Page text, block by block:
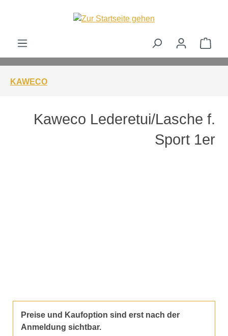
KAWECO
Kaweco Lederetui/Lasche f.
Sport 1er
Preise und Kaufoption sind erst nach der
Anmeldung sichtbar.